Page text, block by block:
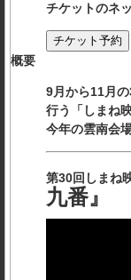
チケットのネ
概要
9月から11月
行う「しまね
今年の雲南会
第30回しまね
九番』